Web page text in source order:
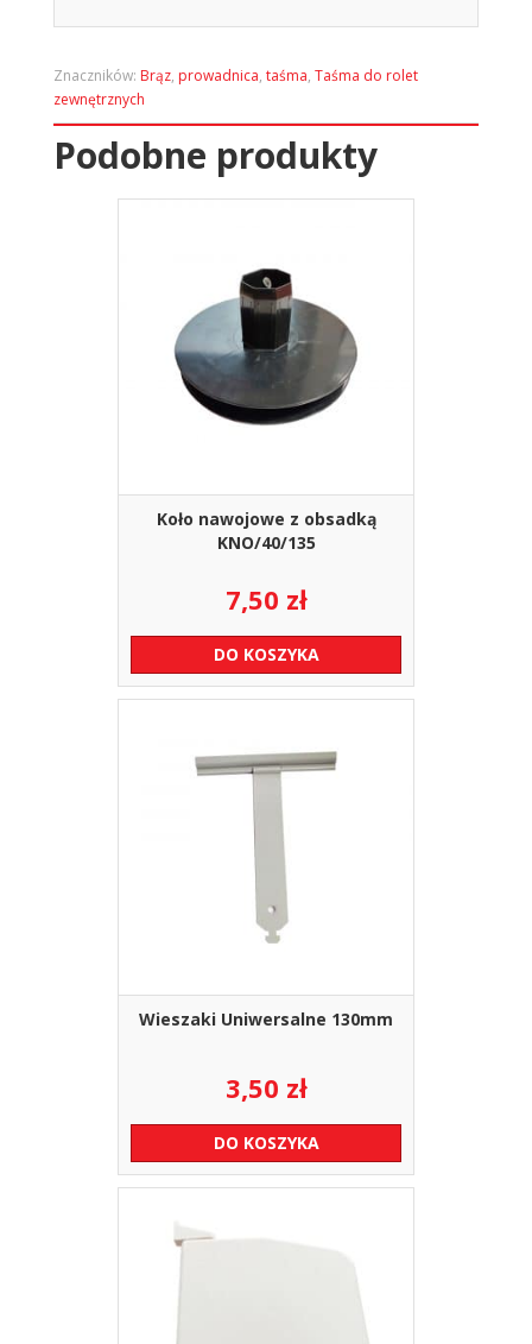
Znaczników: Brąz, prowadnica, taśma, Taśma do rolet
zewnętrznych
Podobne produkty
Koło nawojowe z obsadką
KNO/40/135
7,50 zł
DO KOSZYKA
Wieszaki Uniwersalne 130mm
3,50 zł
DO KOSZYKA